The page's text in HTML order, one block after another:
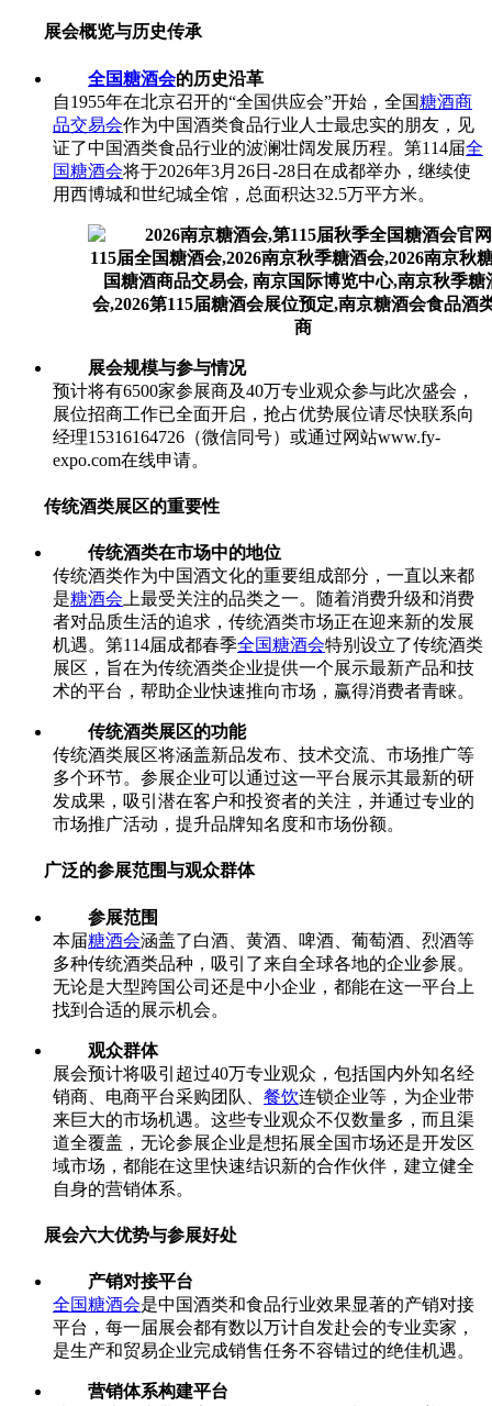
展会概览与历史传承
全国糖酒会的历史沿革
自1955年在北京召开的“全国供应会”开始，全国糖酒商
品交易会作为中国酒类食品行业人士最忠实的朋友，见
证了中国酒类食品行业的波澜壮阔发展历程。第114届全
国糖酒会将于2026年3月26日-28日在成都举办，继续使
用西博城和世纪城全馆，总面积达32.5万平方米。
展会规模与参与情况
预计将有6500家参展商及40万专业观众参与此次盛会，
展位招商工作已全面开启，抢占优势展位请尽快联系向
经理15316164726（微信同号）或通过网站www.fy-
expo.com在线申请。
传统酒类展区的重要性
传统酒类在市场中的地位
传统酒类作为中国酒文化的重要组成部分，一直以来都
是糖酒会 上最受关注的品类之一。随着消费升级和消费
者对品质生活的追求，传统酒类市场正在迎来新的发展
机遇。第114届成都春季全国糖酒会特别设立了传统酒类
展区，旨在为传统酒类企业提供一个展示最新产品和技
术的平台，帮助企业快速推向市场，赢得消费者青睐。
传统酒类展区的功能
传统酒类展区将涵盖新品发布、技术交流、市场推广等
多个环节。参展企业可以通过这一平台展示其最新的研
发成果，吸引潜在客户和投资者的关注，并通过专业的
市场推广活动，提升品牌知名度和市场份额。
广泛的参展范围与观众群体
参展范围
本届糖酒会涵盖了白酒、黄酒、啤酒、葡萄酒、烈酒等
多种传统酒类品种，吸引了来自全球各地的企业参展。
无论是大型跨国公司还是中小企业，都能在这一平台上
找到合适的展示机会。
观众群体
展会预计将吸引超过40万专业观众，包括国内外知名经
销商、电商平台采购团队、 餐饮连锁企业等，为企业带
来巨大的市场机遇。这些专业观众不仅数量多，而且渠
道全覆盖，无论参展企业是想拓展全国市场还是开发区
域市场，都能在这里快速结识新的合作伙伴，建立健全
自身的营销体系。
展会六大优势与参展好处
产销对接平台
全国糖酒会是中国酒类和食品行业效果显著的产销对接
平台，每一届展会都有数以万计自发赴会的专业卖家，
是生产和贸易企业完成销售任务不容错过的绝佳机遇。
营销体系构建平台